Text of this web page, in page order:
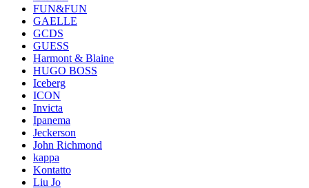
FUN&FUN
GAELLE
GCDS
GUESS
Harmont & Blaine
HUGO BOSS
Iceberg
ICON
Invicta
Ipanema
Jeckerson
John Richmond
kappa
Kontatto
Liu Jo